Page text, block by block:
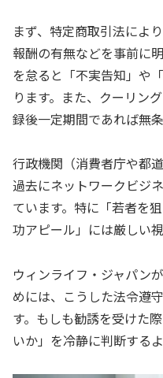
まず、特定商取引法によ
報酬の有無などを事前に
を怠ると「不実告知」や
ります。また、クーリン
録後一定期間であれば無
行政機関（消費者庁や都
過去にネットワークビジ
ています。特に「若者を
功アピール」には厳しい
ウィンライフ・ジャパン
めには、こうした法令遵
す。もしも勧誘を受けた
いか」を冷静に判断する